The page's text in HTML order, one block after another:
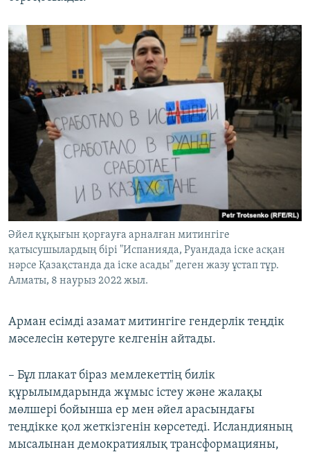
Әйел құқығын қорғауға арналған митингіге
қатысушылардың бірі "Испанияда, Руандада іске асқан
нәрсе Қазақстанда да іске асады" деген жазу ұстап тұр.
Алматы, 8 наурыз 2022 жыл.
Арман есімді азамат митингіге гендерлік теңдік
мәселесін көтеруге келгенін айтады.
– Бұл плакат біраз мемлекеттің билік
құрылымдарында жұмыс істеу және жалақы
мөлшері бойынша ер мен әйел арасындағы
теңдікке қол жеткізгенін көрсетеді. Исландияның
мысалынан демократиялық трансформацияны,